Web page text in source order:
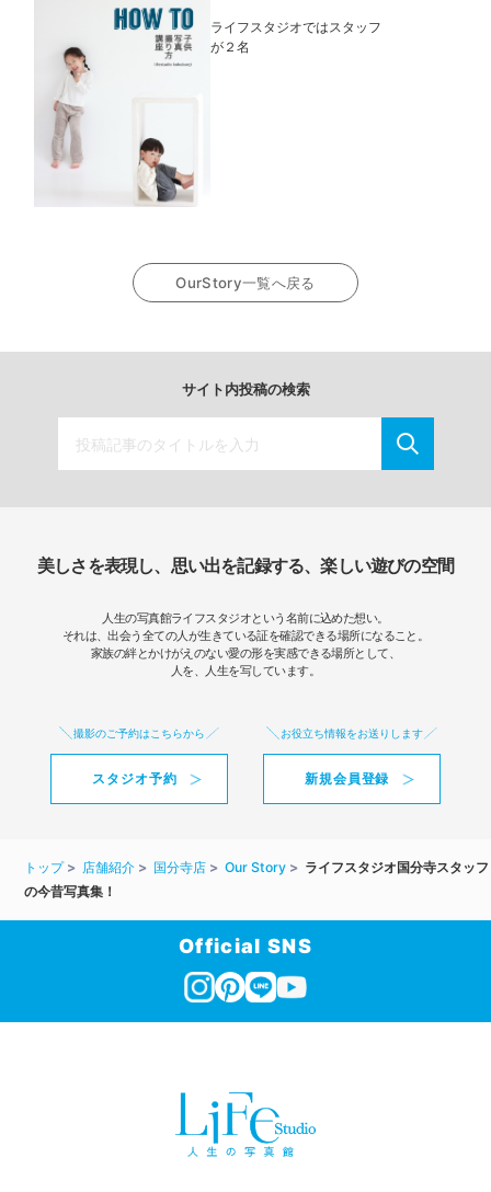
ライフスタジオではスタッフ
が２名
OurStory一覧へ戻る
サイト内投稿の検索
美しさを表現し、思い出を記録する、楽しい遊びの空間
人生の写真館ライフスタジオという名前に込めた想い。
それは、出会う全ての人が生きている証を確認できる場所になること。
家族の絆とかけがえのない愛の形を実感できる場所として、
人を、人生を写しています。
撮影のご予約はこちらから
スタジオ予約
お役立ち情報をお送りします
新規会員登録
トップ 店舗紹介 国分寺店 Our Story
ライフスタジオ国分寺スタッフ
の今昔写真集！
Official SNS